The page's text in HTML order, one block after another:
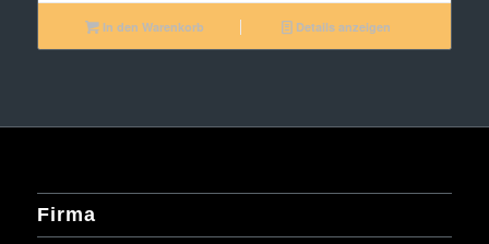
In den Warenkorb Details anzeigen
Firma